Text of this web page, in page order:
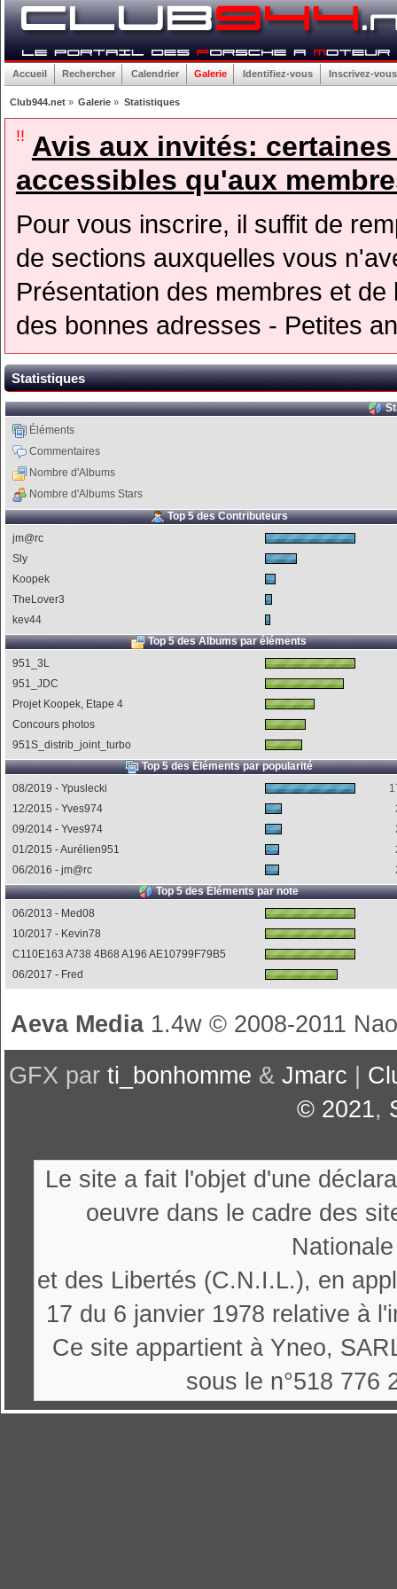
Accueil Rechercher Calendrier Galerie Identifiez-vous Inscrivez-vous
Club944.net» Galerie » Statistiques
!! Avis aux invités:
accessibles qu'aux
Pour vous inscrire, il suffit de
de sections auxquelles vous
Présentation des membres et
des bonnes adresses - Petites
Statistiques
Éléments
Commentaires
Nombre d'Albums
Nombre d'Albums Stars
Top 5 des Contributeurs
jm@rc
Sly
Koopek
TheLover3
kev44
Top 5 des Albums par éléments
951_3L
951_JDC
Projet Koopek, Etape 4
Concours photos
951S_distri­b_joint_turbo
Top 5 des Éléments par popularité
08/2019 - Ypuslecki
12/2015 - Yves974
09/2014 - Yves974
01/2015 - Aurélien951
06/2016 - jm@rc
Top 5 des Éléments par note
06/2013 - Med08
10/2017 - Kevin78
C110E163 A738 4B68 A196 AE10799F79B5
06/2017 - Fred
Aeva Media1.4w © 2008-2011
GFX par ti_bonhomme & Jmarc
© 2021,
Le site a fait l'objet d'une
oeuvre dans le cadre des
et des Libertés (C.N.I.L.), en
17 du 6 janvier 1978 relative à
Ce site appartient à Yneo,
sous le n°518 776